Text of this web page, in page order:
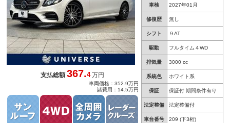
車検 2027年01月
修復歴 無し
シフト ９AT
駆動 フルタイム４WD
排気量 3000 cc
系統色 ホワイト系
保証 保証付 期間条件有り
法定整備 法定整備付
車台番号 209 (下3桁)
支払総額367.4 万円
車両価格：352.9万円
諸費用：14.5万円